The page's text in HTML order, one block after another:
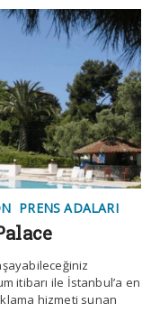
PRENS ADALARI
itibarı ile İstanbul’a en
hizmeti sunan